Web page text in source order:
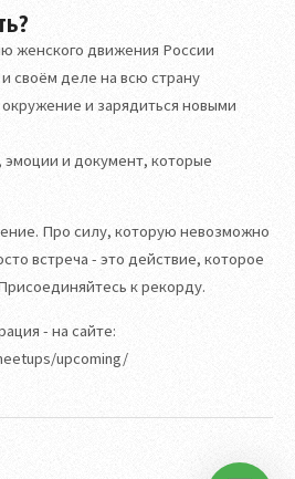
женского движения России
своём деле на всю страну
и зарядиться новыми
эмоции и документ, которые
Про силу, которую невозможно
встреча - это действие, которое
к рекорду.
- на сайте:
upcoming/